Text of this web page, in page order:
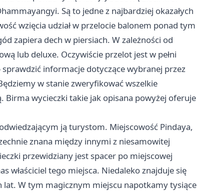
Są to jedne z najbardziej okazałych
wzięcia udział w przelocie balonem ponad tym
zapiera dech w piersiach. W zależności od
lub deluxe. Oczywiście przelot jest w pełni
informacje dotyczące wybranej przez
w stanie zweryfikować wszelkie
Birma wycieczki takie jak opisana powyżej oferuje
ją turystom. Miejscowość Pindaya,
znana między innymi z niesamowitej
przewidziany jest spacer po miejscowej
właściciel tego miejsca. Niedaleko znajduje się
W tym magicznym miejscu napotkamy tysiące